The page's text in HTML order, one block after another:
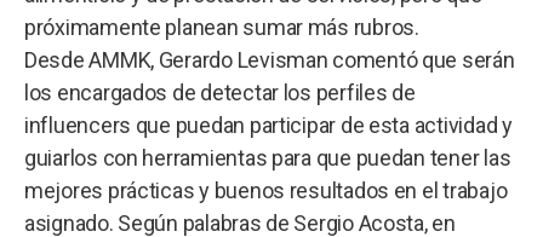
próximamente planean sumar más rubros.
Desde AMMK, Gerardo Levisman comentó que serán
los encargados de detectar los perfiles de
influencers que puedan participar de esta actividad y
guiarlos con herramientas para que puedan tener las
mejores prácticas y buenos resultados en el trabajo
asignado. Según palabras de Sergio Acosta, en